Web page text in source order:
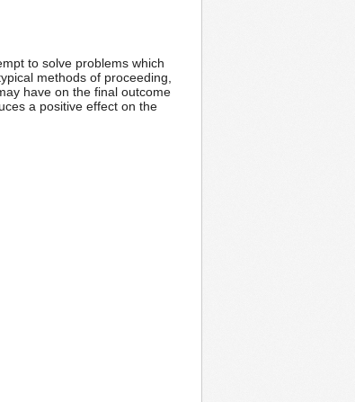
to solve problems which
methods of proceeding,
have on the final outcome
a positive effect on the